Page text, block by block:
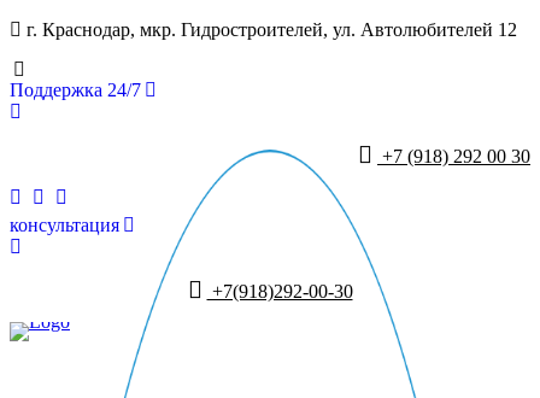
г. Краснодар, мкр. Гидростроителей, ул. Автолюбителей 12
Поддержка 24/7
+7 (918) 292 00 30
консультация
+7(918)292-00-30